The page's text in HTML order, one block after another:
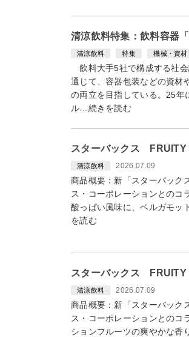
清涼飲料特集：飲料容器
清涼飲料 特集 機械・資材
飲料大手5社で構成する社
通じて、容器包装などの資材
の両立を目指している。25年
ル…続きを読む
スターバックス
清涼飲料 2026.07.09
商品概要：新「スターバッ
ス・コーポレーションとのコ
酸っぱい風味に、ベルガモッ
を読む
スターバックス
清涼飲料 2026.07.09
商品概要：新「スターバッ
ス・コーポレーションとのコ
ションフルーツの爽やかな香